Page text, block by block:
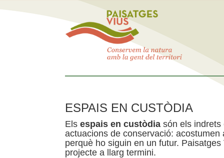
ESPAIS EN CUSTÒDIA
Els espais en custòdia són els indrets
actuacions de conservació:
perquè ho siguin en un futur.
projecte a llarg termini.